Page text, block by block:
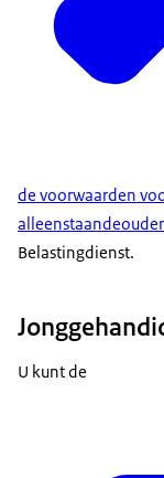
de voorwaarden
Belastingdienst.
U kunt de